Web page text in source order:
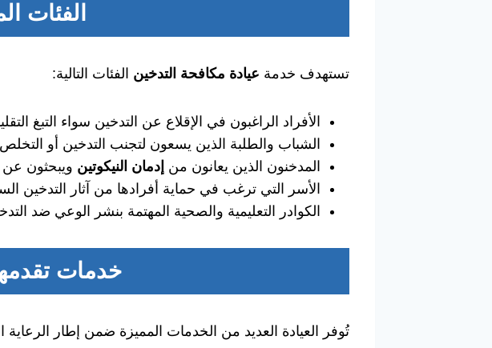
الفئات
تستهدف خدمة عيادة مكافحة التدخين الفئات التالية:
الأفراد الراغبون في الإقلاع عن التدخين سواء التبغ
الشباب والطلبة الذين يسعون لتجنب التدخين أو
المدخنون الذين يعانون من إدمان النيكوتين ويبحثون عن
الأسر التي ترغب في حماية أفرادها من آثار التدخين
الكوادر التعليمية والصحية المهتمة بنشر الوعي ضد
خدمات
تُوفر العيادة العديد من الخدمات المميزة ضمن إطار الرعاية